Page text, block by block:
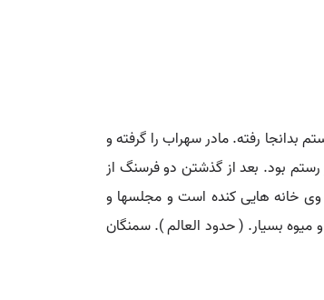
بدانجا رفته. مادر سهراب را گرفته و
بود. بعد از گذشتن دو فرسنگ از
وی خانه هایی کنده است و مجلسها و
میوه بسیار. ( حدود العالم ). سمنگان